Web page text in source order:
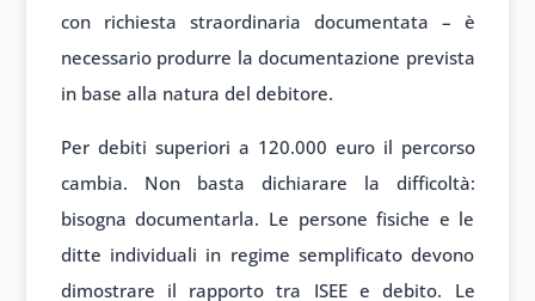
con richiesta straordinaria documentata – è
necessario produrre la documentazione prevista
in base alla natura del debitore.
Per debiti superiori a 120.000 euro il percorso
cambia. Non basta dichiarare la difficoltà:
bisogna documentarla. Le persone fisiche e le
ditte individuali in regime semplificato devono
dimostrare il rapporto tra ISEE e debito. Le